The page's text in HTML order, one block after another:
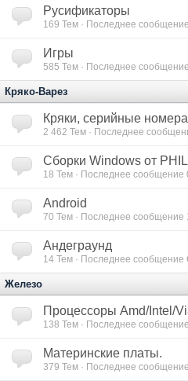
Русификаторы
169 Тем · Последнее
Игры
585 Тем · Последнее
Кряко-Варез
Кряки, серийные
2 462 Тем · Последнее
Сборки Windows от
18 Тем · Последнее сообщение
Android
70 Тем · Последнее сообщение
Андеграунд
14 Тем · Последнее сообщение
Железо
Процессоры Amd/Intel/
138 Тем · Последнее
Материнские платы.
379 Тем · Последнее